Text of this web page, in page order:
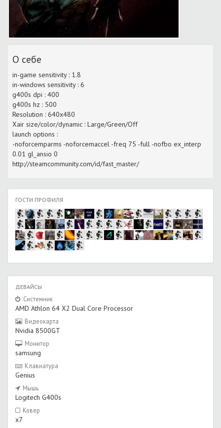
О себе
in-game sensitivity : 1.8
in-windows sensitivity : 6
g400s dpi : 400
g400s hz : 500
Resolution : 640x480
Xair size/color/dynamic : Large/Green/Off
launch options :
-noforcemparms -noforcemaccel -freq 75 -full -nofbo ex_interp
0.01 gl_ansio 0
http://steamcommunity.com/id/fast_master/
ГОСТИ ПРОФИЛЯ
ДЕВАЙСЫ
Системник
AMD Athlon 64 X2 Dual Core Processor
Видеокарта
Nvidia 8500GT
Монитор
samsung
Клавиатура
Genius
Мышь
Logitech G400s
Ковер
x7